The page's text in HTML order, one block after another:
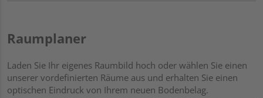
Raumplaner
Laden Sie Ihr eigenes Raumbild hoch oder wählen Sie einen
unserer vordefinierten Räume aus und erhalten Sie einen
optischen Eindruck von Ihrem neuen Bodenbelag.